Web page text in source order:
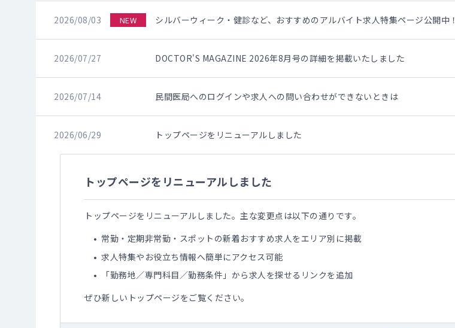
2026/08/03 NEW シルバーウィーク・健診など、おすすめのアルバイト求人特集ページ公開中！
2026/07/27 DOCTOR'S MAGAZINE 2026年8月号の詳細を掲載いたしました
2026/07/14 民間医局へのログインや求人への問い合わせができないときは
2026/06/29 トップページをリニューアルしました
トップページをリニューアルしました
トップページをリニューアルしました。主な変更点は以下の通りです。
常勤・定期非常勤・スポットの新着おすすめ求人をエリア別に掲載
求人特集やお役立ち情報へ簡単にアクセス可能
「勤務地／専門科目／勤務条件」から求人を探せるリンクを追加
ぜひ新しいトップページをご覧ください。